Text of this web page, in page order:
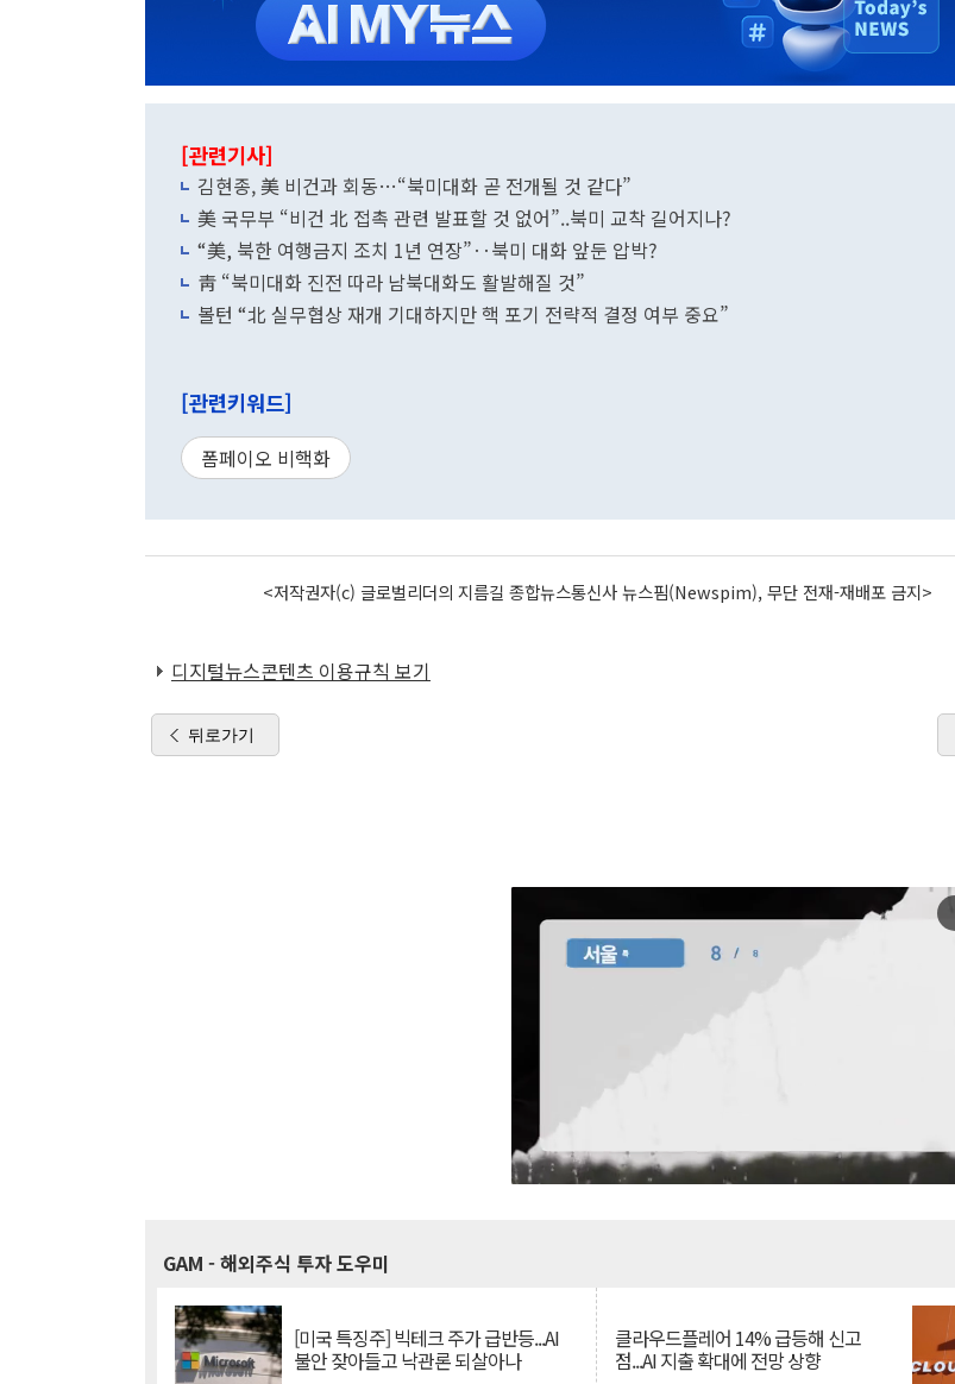
[관련기사]
김현종, 美 비건과 회동…“북미대화 곧 전개될 것 같다”
美 국무부 “비건 北 접촉 관련 발표할 것 없어”..북미 교착 길어지나?
“美, 북한 여행금지 조치 1년 연장”‥북미 대화 앞둔 압박?
靑 “북미대화 진전 따라 남북대화도 활발해질 것”
볼턴 “北 실무협상 재개 기대하지만 핵 포기 전략적 결정 여부 중요”
[관련키워드]
폼페이오 비핵화
<저작권자(c) 글로벌리더의 지름길 종합뉴스통신사 뉴스핌(Newspim), 무단 전재-재배포 금지>
디지털뉴스콘텐츠 이용규칙 보기
뒤로가기
GAM - 해외주식 투자 도우미
[미국 특징주] 빅테크 주가 급반등...AI
불안 잦아들고 낙관론 되살아나
클라우드플레어 14% 급등해 신고
점...AI 지출 확대에 전망 상향